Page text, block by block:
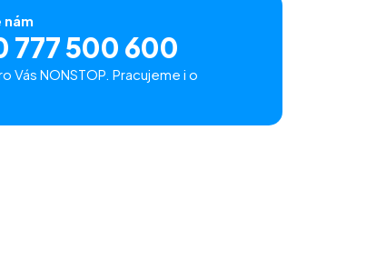
nám
777 500 600
Vás NONSTOP. Pracujeme i o